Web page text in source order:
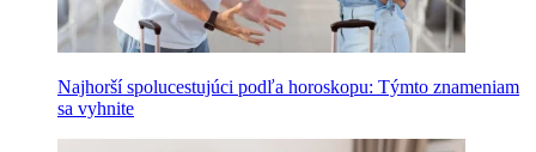
Najhorší spolucestujúci podľa horoskopu: Týmto znameniam
sa vyhnite